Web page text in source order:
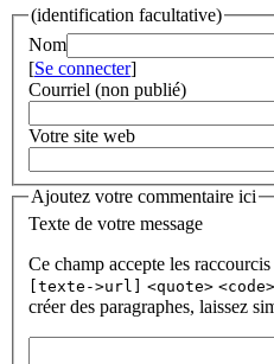
(identification facultative)
Nom
[Se connecter]
Courriel (non publié)
Votre site web
Ajoutez votre commentaire ici
Texte de votre message
Ce champ accepte les
[texte->url]
<quote> <code>
créer des paragraphes, laissez